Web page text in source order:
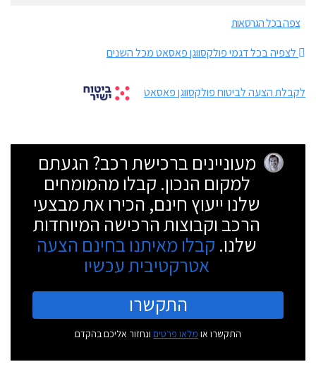
צפה בכל הגרסאות
לצפיה בכל דגמי פולקסווגן פאסאט מכל השנים
לקבלת הצעה לביטוח פולקסווגן פאסאט
מעוניינים ברכישת רכב? הגעתם
למקום הנכון. קבלו מהמומחים
שלנו ייעוץ חינם, הכירו את מבצעי
הרכב וקבוצות הרכישה המיוחדות
שלנו. קבלו מאיתנו בחינם הצעה
אטרקטיבית עכשיו
התקשרו
התקשרו או מלאו פרטים ונחזור אליכם בהקדם